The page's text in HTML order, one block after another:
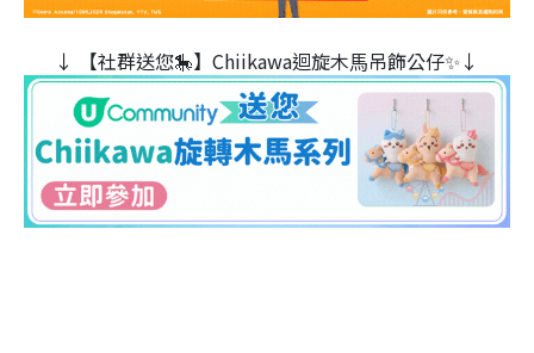
↓ 【社群送您🎠】Chiikawa迴旋木⾺吊飾公仔✨↓